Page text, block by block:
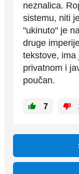
neznalica.
sistemu, niti
"ukinuto" je
druge
tekstove, ima
privatnom i
poučan.
7